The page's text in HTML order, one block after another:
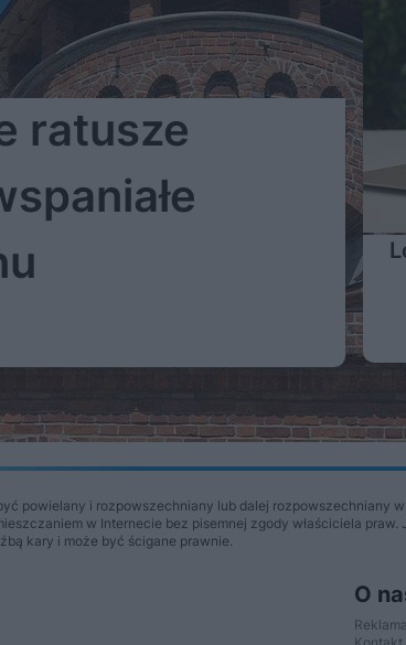
ratusze
Więcej
powielany i rozpowszechniany lub dalej
w Internecie bez pisemnej zgody właściciela
kary i może być ścigane prawnie.
O
Reklama